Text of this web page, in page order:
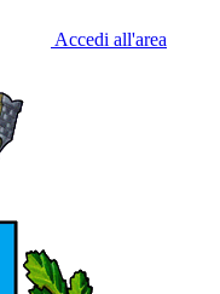
Accedi all'area